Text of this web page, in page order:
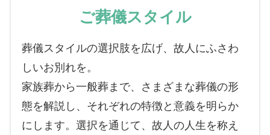
ご葬儀スタイル
葬儀スタイルの選択肢を広げ、故人にふさわ
しいお別れを。
家族葬から一般葬まで、さまざまな葬儀の形
態を解説し、それぞれの特徴と意義を明らか
にします。選択を通じて、故人の人生を称え